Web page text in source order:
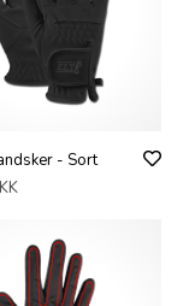
- Sort